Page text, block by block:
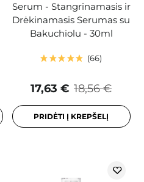
Serum - Stangrinamasis ir
Drėkinamasis Serumas su
Bakuchiolu - 30ml
66
18,56 €
17,63 €
PRIDĖTI Į KREPŠELĮ